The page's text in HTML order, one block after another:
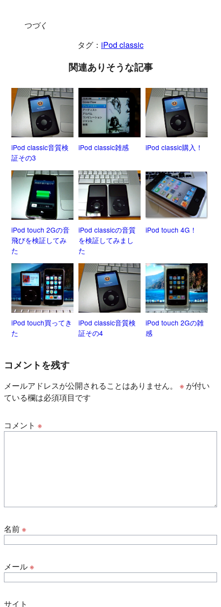
つづく
タグ： iPod classic
関連ありそうな記事
iPod classic音質検
証その3
iPod classic雑感 iPod classic購入！
iPod touch 2Gの音
飛びを検証してみ
た
iPod classicの音質
を検証してみまし
た
iPod touch 4G！
iPod touch買ってき
た
iPod classic音質検
証その4
iPod touch 2Gの雑
感
コメントを残す
メールアドレスが公開されることはありません。 ※ が付い
ている欄は必須項目です
コメント ※
名前※
メール※
サイト